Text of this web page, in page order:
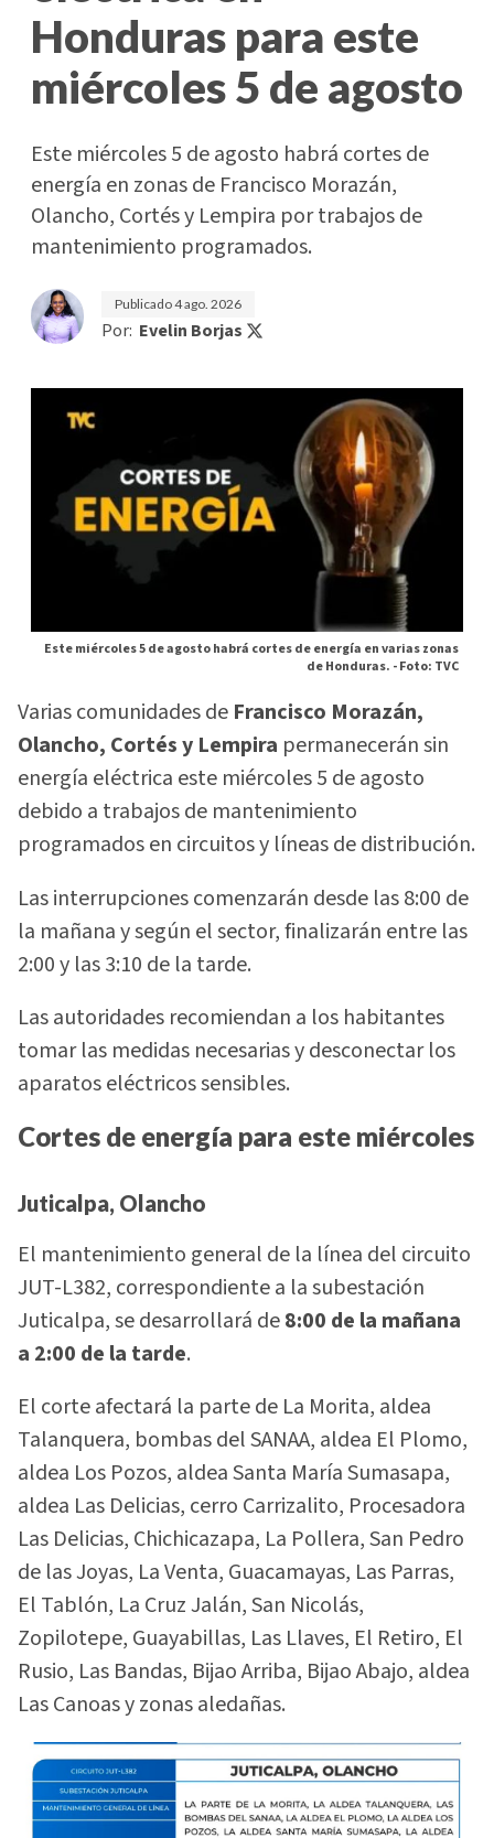
Honduras para este
miércoles 5 de agosto
Este miércoles 5 de agosto habrá cortes de
energía en zonas de Francisco Morazán,
Olancho, Cortés y Lempira por trabajos de
mantenimiento programados.
Publicado4 ago. 2026
Por: Evelin Borjas
Este miércoles 5 de agosto habrá cortes de energía en varias zonas
de Honduras. -Foto: TVC
Varias comunidades de Francisco Morazán,
Olancho, Cortés y Lempira permanecerán sin
energía eléctrica este miércoles 5 de agosto
debido a trabajos de mantenimiento
programados en circuitos y líneas de distribución.
Las interrupciones comenzarán desde las 8:00 de
la mañana y según el sector, finalizarán entre las
2:00 y las 3:10 de la tarde.
Las autoridades recomiendan a los habitantes
tomar las medidas necesarias y desconectar los
aparatos eléctricos sensibles.
Cortes de energía para este miércoles
Juticalpa, Olancho
El mantenimiento general de la línea del circuito
JUT-L382, correspondiente a la subestación
Juticalpa, se desarrollará de8:00 de la mañana
a 2:00 de la tarde.
El corte afectará la parte de La Morita, aldea
Talanquera, bombas del SANAA, aldea El Plomo,
aldea Los Pozos, aldea Santa María Sumasapa,
aldea Las Delicias, cerro Carrizalito, Procesadora
Las Delicias, Chichicazapa, La Pollera, San Pedro
de las Joyas, La Venta, Guacamayas, Las Parras,
El Tablón, La Cruz Jalán, San Nicolás,
Zopilotepe, Guayabillas, Las Llaves, El Retiro, El
Rusio, Las Bandas, Bijao Arriba, Bijao Abajo, aldea
Las Canoas y zonas aledañas.